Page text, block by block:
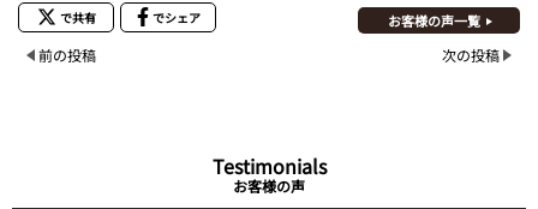
で共有 でシェア お客様の声一覧
前の投稿 次の投稿
Testimonials
お客様の声